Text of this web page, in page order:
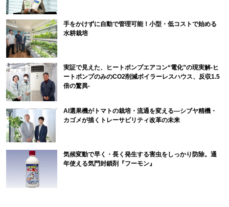
手をかけずに自動で管理可能！小型・低コストで始める
水耕栽培
実証で見えた、ヒートポンプエアコン“電化”の現実解-ヒ
ートポンプのみのCO2削減ボイラーレスハウス、反収1.5
倍の驚異-
AI選果機がトマトの栽培・流通を変える―シブヤ精機・
カゴメが描くトレーサビリティ改革の未来
気候変動で早く・長く発生する害虫をしっかり防除。通
年使える気門封鎖剤『フーモン』